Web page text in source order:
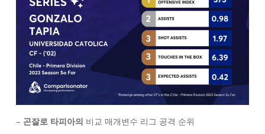
– 곤잘로 타피아의 비교 매개변수 리그 공격 순위